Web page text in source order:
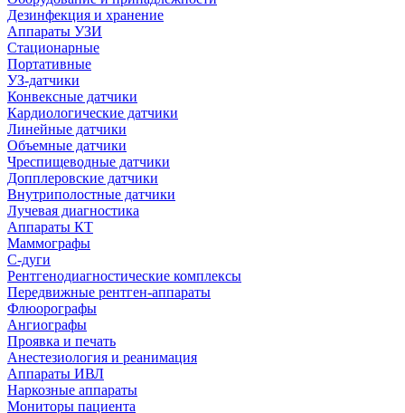
Дезинфекция и хранение
Аппараты УЗИ
Стационарные
Портативные
УЗ-датчики
Конвексные датчики
Кардиологические датчики
Линейные датчики
Объемные датчики
Чреспищеводные датчики
Допплеровские датчики
Внутриполостные датчики
Лучевая диагностика
Аппараты КТ
Маммографы
С-дуги
Рентгенодиагностические комплексы
Передвижные рентген-аппараты
Флюорографы
Ангиографы
Проявка и печать
Анестезиология и реанимация
Аппараты ИВЛ
Наркозные аппараты
Мониторы пациента